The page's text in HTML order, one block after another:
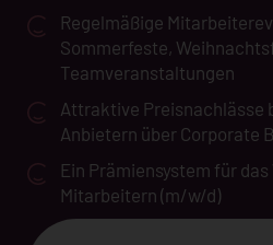
Regelmäßige
Sommerfeste,
Teamveranstaltungen
Attraktive Preisnachlässe
Anbietern über Corporate
Ein Prämiensystem für
Mitarbeitern (m/w/d)